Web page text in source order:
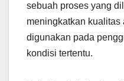
sebuah proses yang
meningkatkan kualitas
digunakan pada
kondisi tertentu.